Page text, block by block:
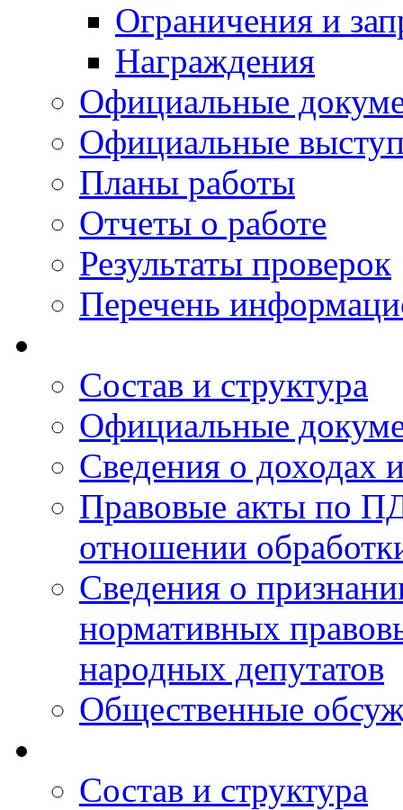
Ограничения и
Награждения
Официальные
Официальные
Планы работы
Отчеты о работе
Результаты проверок
Перечень
Состав и структура
Официальные
Сведения о доходах
Правовые акты по
отношении
Сведения о
нормативных
народных депутатов
Общественные
Состав и структура